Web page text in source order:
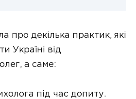
про декілька практик, які
Україні від
а саме:
під час допиту.